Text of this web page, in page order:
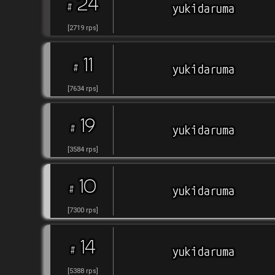
#
[2719 rps]
yukidaruma
# 11
[7634 rps]
yukidaruma
# 19
[3584 rps]
yukidaruma
# 10
[7300 rps]
yukidaruma
# 14
[5388 rps]
yukidaruma